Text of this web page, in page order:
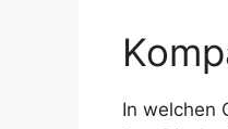
In welchen